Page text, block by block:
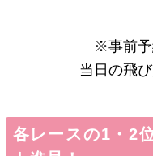
※事前予
当日の飛
各レースの1・2